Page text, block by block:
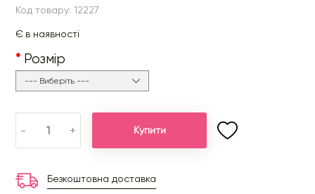
Код товару: 12227
Є в наявності
Розмір
- + Купити
Безкоштовна доставка